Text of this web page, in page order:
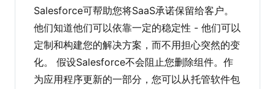
Salesforce可帮助您将SaaS承诺保留给客户。
他们知道他们可以依靠一定的稳定性 - 他们可以
定制和构建您的解决方案，而不用担心突然的变
化。 假设Salesforce不会阻止您删除组件。作
为应用程序更新的一部分，您可以从托管软件包